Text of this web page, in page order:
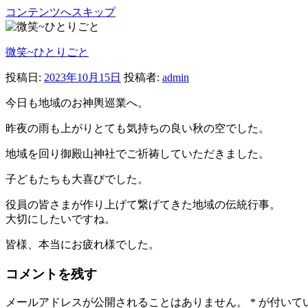
コンテンツへスキップ
微笑~ひとりごと
投稿日: 2023年10月15日 投稿者: admin
今日も地域のお神輿巡業へ。
昨夜の雨も上がりとても気持ちの良い秋の空でした。
地域を回り御殿山神社でご祈祷していただきました。
子どもたちも大喜びでした。
役員の皆さまが作り上げて繋げてきた地域の伝統行事。
大切にしたいですね。
皆様、本当にお疲れ様でした。
コメントを残す
メールアドレスが公開されることはありません。 * が付いて